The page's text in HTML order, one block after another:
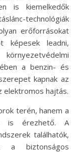
is kiemelkedők
technológiák
erőforrásokat
képesek leadni,
a benzin- és
kapnak az
elektromos hajtás.
terén, hanem a
is érezhető. A
találhatók,
a biztonságos